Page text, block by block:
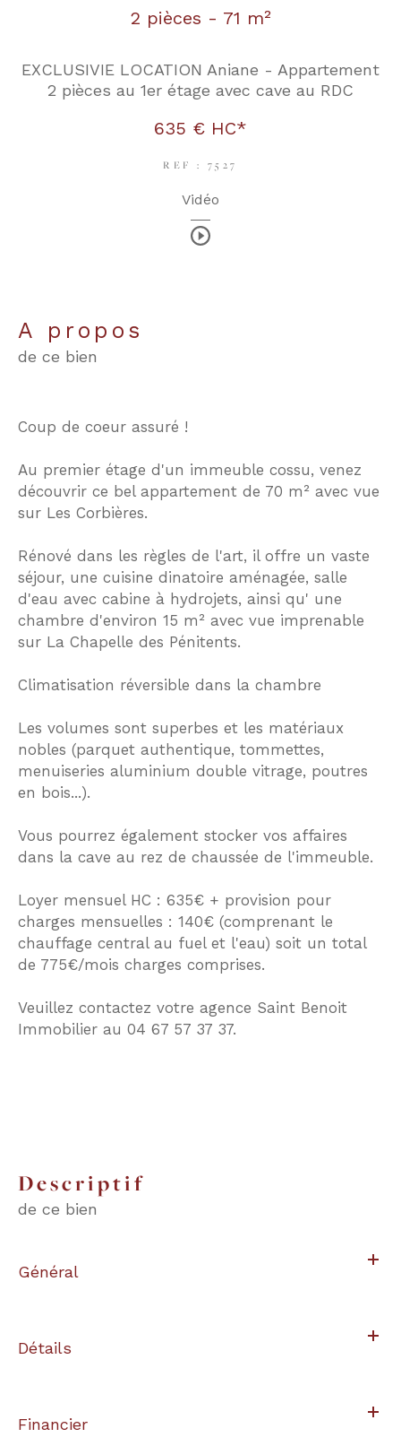
2 pièces - 71 m²
EXCLUSIVIE LOCATION Aniane - Appartement
2 pièces au 1er étage avec cave au RDC
635 € HC*
REF : 7527
Vidéo
a propos
de ce bien
Coup de coeur assuré !
Au premier étage d'un immeuble cossu, venez
découvrir ce bel appartement de 70 m² avec vue
sur Les Corbières.
Rénové dans les règles de l'art, il offre un vaste
séjour, une cuisine dinatoire aménagée, salle
d'eau avec cabine à hydrojets, ainsi qu' une
chambre d'environ 15 m² avec vue imprenable
sur La Chapelle des Pénitents.
Climatisation réversible dans la chambre
Les volumes sont superbes et les matériaux
nobles (parquet authentique, tommettes,
menuiseries aluminium double vitrage, poutres
en bois...).
Vous pourrez également stocker vos affaires
dans la cave au rez de chaussée de l'immeuble.
Loyer mensuel HC : 635€ + provision pour
charges mensuelles : 140€ (comprenant le
chauffage central au fuel et l'eau) soit un total
de 775€/mois charges comprises.
Veuillez contactez votre agence Saint Benoit
Immobilier au 04 67 57 37 37.
descriptif
de ce bien
Général
Détails
Financier
RECHERCHER